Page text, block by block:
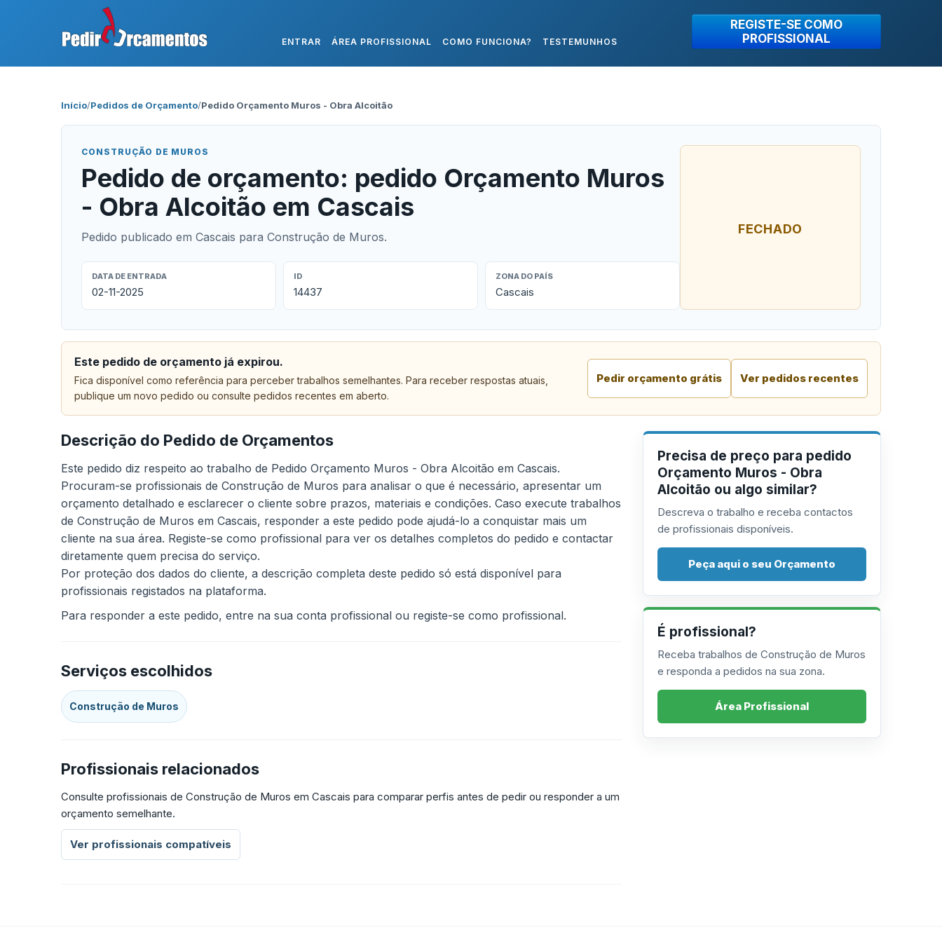
ENTRAR ÁREA PROFISSIONAL COMO FUNCIONA? TESTEMUNHOS
REGISTE-SE COMO
PROFISSIONAL
Início/Pedidos de Orçamento/Pedido Orçamento Muros - Obra Alcoitão
CONSTRUÇÃO DE MUROS
Pedido de orçamento: pedido Orçamento Muros
- Obra Alcoitão em Cascais
Pedido publicado em Cascais para Construção de Muros.
DATA DE ENTRADA
02-11-2025
ID
14437
ZONA DO PAÍS
Cascais
FECHADO
Este pedido de orçamento já expirou.
Fica disponível como referência para perceber trabalhos semelhantes. Para receber respostas atuais,
publique um novo pedido ou consulte pedidos recentes em aberto.
Pedir orçamento grátis Ver pedidos recentes
Descrição do Pedido de Orçamentos
Este pedido diz respeito ao trabalho de Pedido Orçamento Muros - Obra Alcoitão em Cascais.
Procuram-se profissionais de Construção de Muros para analisar o que é necessário, apresentar um
orçamento detalhado e esclarecer o cliente sobre prazos, materiais e condições. Caso execute trabalhos
de Construção de Muros em Cascais, responder a este pedido pode ajudá-lo a conquistar mais um
cliente na sua área. Registe-se como profissional para ver os detalhes completos do pedido e contactar
diretamente quem precisa do serviço.
Por proteção dos dados do cliente, a descrição completa deste pedido só está disponível para
profissionais registados na plataforma.
Para responder a este pedido, entre na sua conta profissional ou registe-se como profissional.
Serviços escolhidos
Construção de Muros
Profissionais relacionados
Consulte profissionais de Construção de Muros em Cascais para comparar perfis antes de pedir ou responder a um
orçamento semelhante.
Ver profissionais compatíveis
Precisa de preço para pedido
Orçamento Muros - Obra
Alcoitão ou algo similar?
Descreva o trabalho e receba contactos
de profissionais disponíveis.
Peça aqui o seu Orçamento
É profissional?
Receba trabalhos de Construção de Muros
e responda a pedidos na sua zona.
Área Profissional